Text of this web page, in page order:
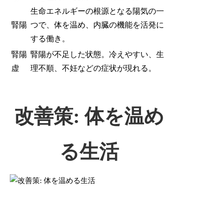
腎陽
生命エネルギーの根源となる陽気の一
つで、体を温め、内臓の機能を活発に
する働き。
腎陽
虚
腎陽が不足した状態。冷えやすい、生
理不順、不妊などの症状が現れる。
改善策: 体を温め
る生活